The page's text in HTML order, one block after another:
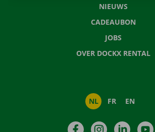
NIEUWS
CADEAUBON
JOBS
OVER DOCKX RENTAL
NL FR EN
FacebookInstagramLinkedIn